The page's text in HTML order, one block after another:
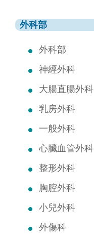
外科部
外科部
神經外科
大腸直腸外科
乳房外科
一般外科
心臟血管外科
整形外科
胸腔外科
小兒外科
外傷科